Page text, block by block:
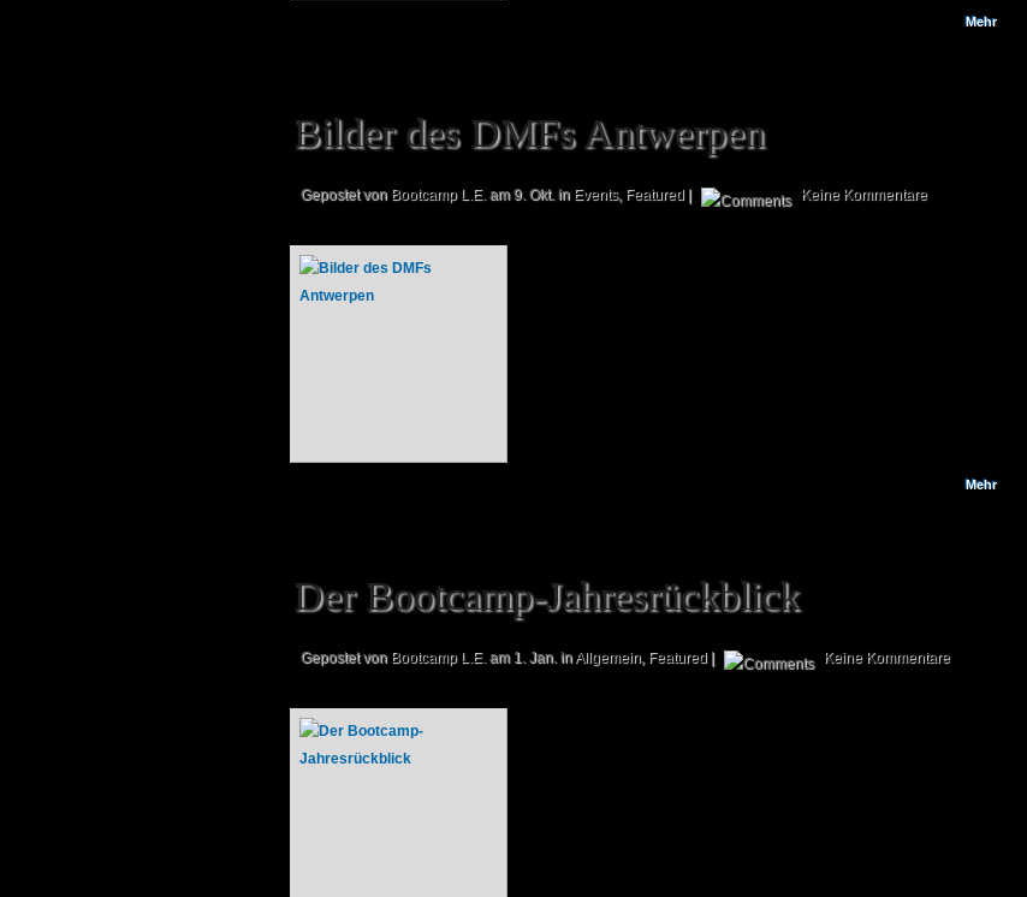
Mehr
Bilder des DMFs Antwerpen
Gepostet von Bootcamp L.E. am 9. Okt. in Events, Featured| Keine Kommentare
Mehr
Der Bootcamp-Jahresrückblick
Gepostet von Bootcamp L.E. am 1. Jan. in Allgemein, Featured| Keine Kommentare